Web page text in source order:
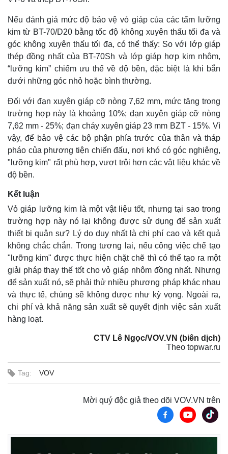
Kinh tế
Khởi nghiệp
Tỷ giá
Chứng khoán
Giá cà phê
Nếu đánh giá mức độ bảo vệ vỏ giáp của các tấm lưỡng
kim từ BT-70/D20 bằng tốc độ không xuyên thấu tối đa và
góc không xuyên thấu tối đa, có thể thấy: So với lớp giáp
thép đồng nhất của BT-70Sh và lớp giáp hợp kim nhôm,
“lưỡng kim” chiếm ưu thế về độ bền, đặc biệt là khi bắn
dưới những góc nhỏ hoặc bình thường.
Đối với đạn xuyên giáp cỡ nòng 7,62 mm, mức tăng trong
trường hợp này là khoảng 10%; đạn xuyên giáp cỡ nòng
7,62 mm - 25%; đạn cháy xuyên giáp 23 mm BZT - 15%. Vì
vậy, để bảo vệ các bộ phận phía trước của thân và tháp
pháo của phương tiện chiến đấu, nơi khó có góc nghiêng,
"lưỡng kim" rất phù hợp, vượt trội hơn các vật liệu khác về
độ bền.
Kết luận
Vỏ giáp lưỡng kim là một vật liệu tốt, nhưng tại sao trong
trường hợp này nó lại không được sử dụng để sản xuất
thiết bị quân sự? Lý do duy nhất là chi phí cao và kết quả
không chắc chắn. Trong tương lai, nếu công việc chế tạo
"lưỡng kim" được thực hiện chặt chẽ thì có thể tạo ra một
giải pháp thay thế tốt cho vỏ giáp nhôm đồng nhất. Nhưng
để sản xuất nó, sẽ phải thử nhiều phương pháp khác nhau
và thực tế, chúng sẽ không được như kỳ vọng. Ngoài ra,
chi phí và khả năng sản xuất sẽ quyết định việc sản xuất
hàng loạt.
CTV Lê Ngọc/VOV.VN (biên dịch)
Theo topwar.ru
Tag: VOV
Mời quý độc giả theo dõi VOV.VN trên